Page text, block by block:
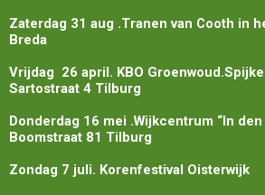
Zaterdag 31 aug .Tranen van Cooth in
Breda
Vrijdag 26 april. KBO
Sartostraat 4 Tilburg
Donderdag 16 mei .Wijkcentrum “In den
Boomstraat 81 Tilburg
Zondag 7 juli. Korenfestival Oisterwijk